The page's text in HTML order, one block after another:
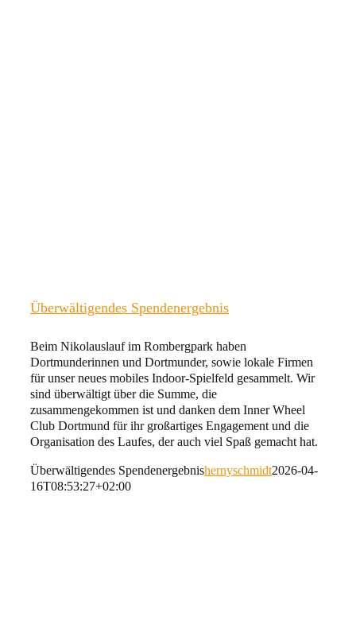
Überwältigendes Spendenergebnis
Beim Nikolauslauf im Rombergpark haben
Dortmunderinnen und Dortmunder, sowie lokale Firmen
für unser neues mobiles Indoor-Spielfeld gesammelt. Wir
sind überwältigt über die Summe, die
zusammengekommen ist und danken dem Inner Wheel
Club Dortmund für ihr großartiges Engagement und die
Organisation des Laufes, der auch viel Spaß gemacht hat.
Überwältigendes Spendenergebnishernyschmidt2026-04-
16T08:53:27+02:00